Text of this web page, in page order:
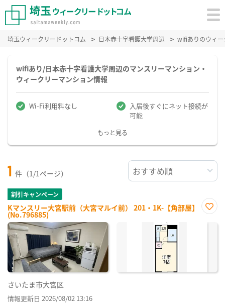
埼玉ウィークリードットコム 日本赤十字看護大学周辺 wifiありのウィー
wifiあり/日本赤十字看護大学周辺のマンスリーマンション・
ウィークリーマンション情報
Wi-Fi利用料なし
入居後すぐにネット接続が
可能
もっと見る
1 件（1/1ページ）
割引キャンペーン
Kマンスリー大宮駅前（大宮マルイ前） 201・1K-【角部屋】
(No.796885)
に入
さいたま市大宮区
情報更新日 2026/08/02 13:16